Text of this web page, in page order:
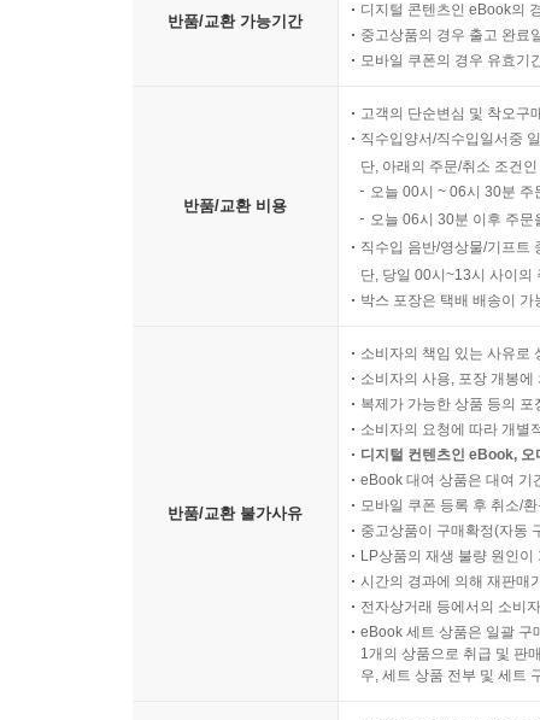
반품/교환 가능기간
디지털 콘텐츠인 eBook의
중고상품의 경우 출고 완료
모바일 쿠폰의 경우 유효기
반품/교환 비용
고객의 단순변심 및 착오구
직수입양서/직수입일서중
단, 아래의 주문/취소 조건
오늘 00시 ~ 06시 30분
오늘 06시 30분 이후 주
직수입 음반/영상물/기프트
단, 당일 00시~13시 사이의
박스 포장은 택배 배송이
반품/교환 불가사유
소비자의 책임 있는 사유로
소비자의 사용, 포장 개봉
복제가 가능한 상품 등의
소비자의 요청에 따라 개별
디지털 컨텐츠인 eBook,
eBook 대여 상품은 대여 기
모바일 쿠폰 등록 후 취소/
중고상품이 구매확정(자동
LP상품의 재생 불량 원인
시간의 경과에 의해 재판매
전자상거래 등에서의 소비
eBook 세트 상품은 일괄 구
1개의 상품으로 취급 및 판
우, 세트 상품 전부 및 세트